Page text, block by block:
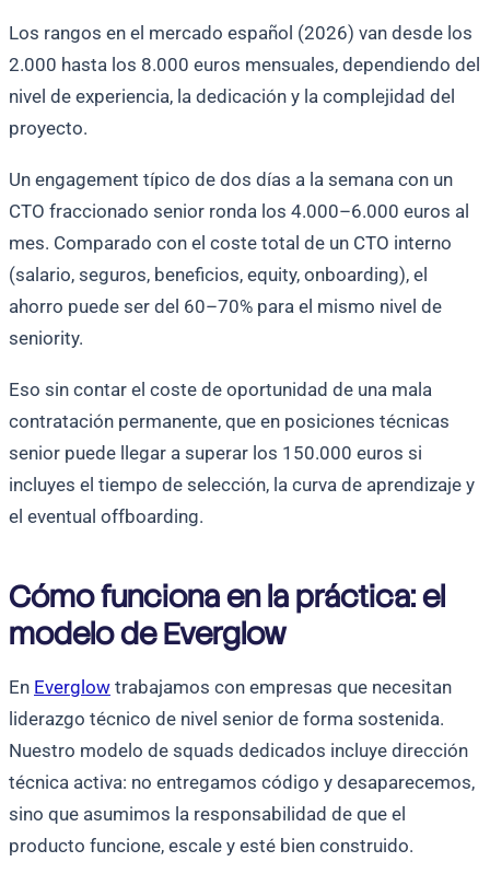
Los rangos en el mercado español (2026) van desde los
2.000 hasta los 8.000 euros mensuales, dependiendo del
nivel de experiencia, la dedicación y la complejidad del
proyecto.
Un engagement típico de dos días a la semana con un
CTO fraccionado senior ronda los 4.000–6.000 euros al
mes. Comparado con el coste total de un CTO interno
(salario, seguros, beneficios, equity, onboarding), el
ahorro puede ser del 60–70% para el mismo nivel de
seniority.
Eso sin contar el coste de oportunidad de una mala
contratación permanente, que en posiciones técnicas
senior puede llegar a superar los 150.000 euros si
incluyes el tiempo de selección, la curva de aprendizaje y
el eventual offboarding.
Cómo funciona en la práctica: el
modelo de Everglow
En Everglow trabajamos con empresas que necesitan
liderazgo técnico de nivel senior de forma sostenida.
Nuestro modelo de squads dedicados incluye dirección
técnica activa: no entregamos código y desaparecemos,
sino que asumimos la responsabilidad de que el
producto funcione, escale y esté bien construido.